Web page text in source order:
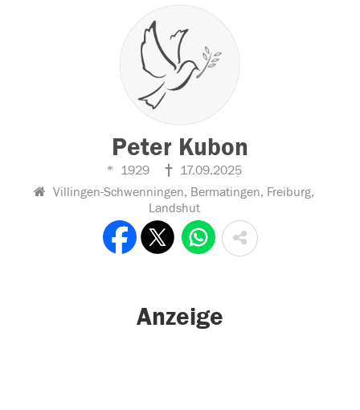
Peter Kubon
1929
17.09.2025
Villingen-Schwenningen, Bermatingen, Freiburg,
Landshut
Anzeige